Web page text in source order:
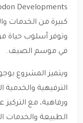
كبيرة من الخدمات
وتوفر أسلوب حياة
في موسم الصيف.
ويتميز المشروع
الترفيهية والخدمية
ورفاهية، مع
الطبيعة والخدمات